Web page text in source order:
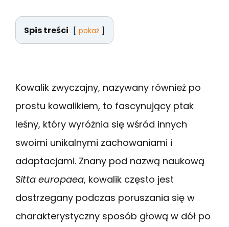
Spis treści pokaż
Kowalik zwyczajny, nazywany również po
prostu kowalikiem, to fascynujący ptak
leśny, który wyróżnia się wśród innych
swoimi unikalnymi zachowaniami i
adaptacjami. Znany pod nazwą naukową
Sitta europaea, kowalik często jest
dostrzegany podczas poruszania się w
charakterystyczny sposób głową w dół po